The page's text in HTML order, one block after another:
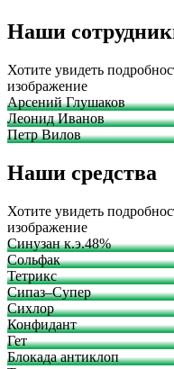
Наши
Хотите увидеть
изображение
Арсений Глушаков
Леонид Иванов
Петр Вилов
Наши средства
Хотите увидеть
изображение
Синузан к.э.48%
Сольфак
Тетрикс
Сипаз–Супер
Сихлор
Конфидант
Гет
Блокада антиклоп